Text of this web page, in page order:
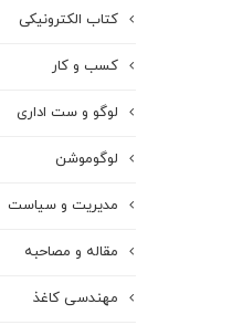
کتاب الکترونیکی
کسب و کار
لوگو و ست اداری
لوگوموشن
مدیریت و سیاست
مقاله و مصاحبه
مهندسی کاغذ